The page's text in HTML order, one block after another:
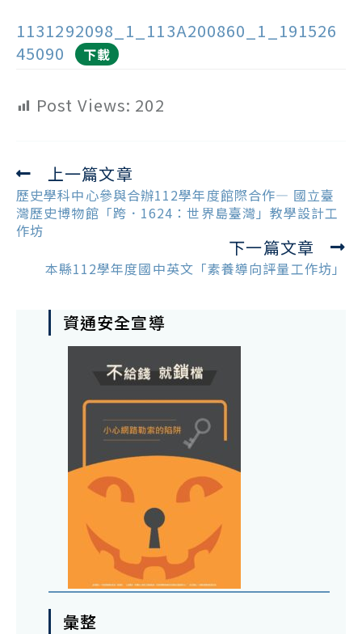
1131292098_1_113A200860_1_191526
45090
下載
Post Views: 202
Read
more
articles
上一篇文章
歷史學科中心參與合辦112學年度館際合作— 國立臺
灣歷史博物館「跨．1624：世界島臺灣」教學設計工
作坊
下一篇文章
本縣112學年度國中英文「素養導向評量工作坊」
資通安全宣導
彙整